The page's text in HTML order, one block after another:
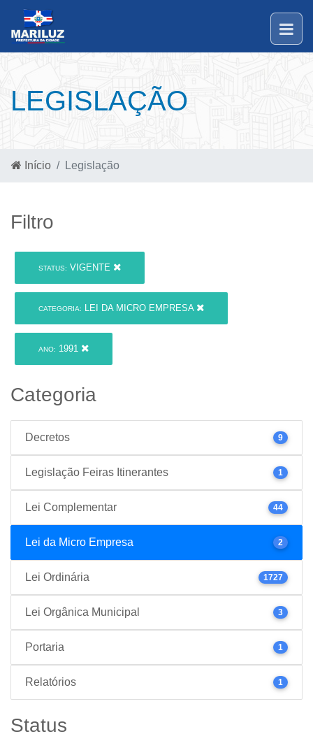
LEGISLAÇÃO
Início Legislação
Filtro
STATUS: VIGENTE
CATEGORIA: LEI DA MICRO EMPRESA
ANO: 1991
Categoria
Decretos 9
Legislação Feiras Itinerantes 1
Lei Complementar 44
Lei da Micro Empresa 2
Lei Ordinária 1727
Lei Orgânica Municipal 3
Portaria 1
Relatórios 1
Status